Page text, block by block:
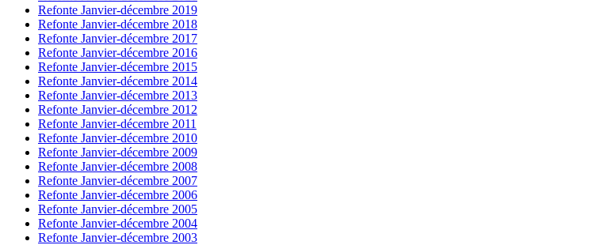
Refonte Janvier-décembre 2019
Refonte Janvier-décembre 2018
Refonte Janvier-décembre 2017
Refonte Janvier-décembre 2016
Refonte Janvier-décembre 2015
Refonte Janvier-décembre 2014
Refonte Janvier-décembre 2013
Refonte Janvier-décembre 2012
Refonte Janvier-décembre 2011
Refonte Janvier-décembre 2010
Refonte Janvier-décembre 2009
Refonte Janvier-décembre 2008
Refonte Janvier-décembre 2007
Refonte Janvier-décembre 2006
Refonte Janvier-décembre 2005
Refonte Janvier-décembre 2004
Refonte Janvier-décembre 2003